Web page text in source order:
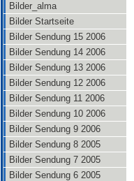
Bilder_alma
Bilder Startseite
Bilder Sendung 15 2006
Bilder Sendung 14 2006
Bilder Sendung 13 2006
Bilder Sendung 12 2006
Bilder Sendung 11 2006
Bilder Sendung 10 2006
Bilder Sendung 9 2006
Bilder Sendung 8 2005
Bilder Sendung 7 2005
Bilder Sendung 6 2005